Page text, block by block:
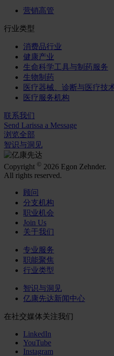
营销高管
行业类型
消费品行业
健康产业
生命科学工具与制药服务
生物制药
医疗器械、诊断与医疗技
医疗服务机构
联系我们
Send Larissa a Message
浏览全部
智识与洞见
Copyright © 2026 Egon Zehnder.
All rights reserved.
顾问
分支机构
职业机会
Join Us
关于我们
专业服务
职能聚焦
行业类型
智识与洞见
亿康先达新闻中心
在社交媒体关注我们
LinkedIn
YouTube
Instagram